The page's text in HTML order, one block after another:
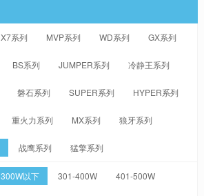
X7系列 MVP系列 WD系列 GX系列
BS系列 JUMPER系列 冷静王系列
磐石系列 SUPER系列 HYPER系列
重火力系列 MX系列 狼牙系列
战鹰系列 猛擎系列
300W以下 301-400W 401-500W